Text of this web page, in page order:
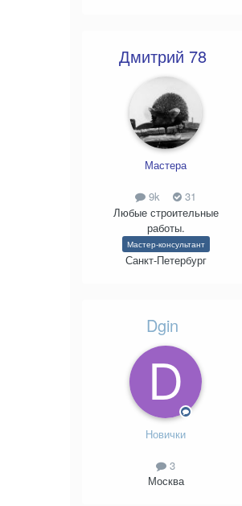
Дмитрий 78
Мастера
9k
31
Любые строительные
работы.
Мастер-консультант
Санкт-Петербург
Dgin
Новички
3
Москва